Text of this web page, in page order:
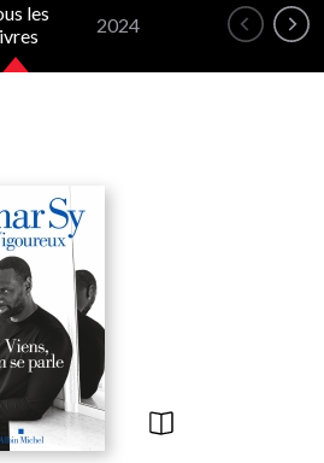
les
2024